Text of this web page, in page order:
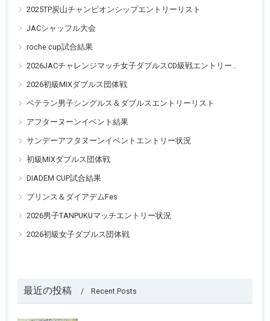
2025TP炭山チャンピオンシップエントリーリスト
JACシャッフル大会
roche cup試合結果
2026JACチャレンジマッチ女子ダブルスCD級戦エントリーリスト
2026初級MIXダブルス団体戦
ベテラン男子シングルス＆ダブルスエントリーリスト
アフターヌーンイベント結果
サンデーアフタヌーンイベントエントリー状況
初級MIXダブルス団体戦
DIADEM CUP試合結果
プリンス＆ダイアデムFes
2026男子TANPUKUマッチエントリー状況
2026初級女子ダブルス団体戦
最近の投稿 Recent Posts